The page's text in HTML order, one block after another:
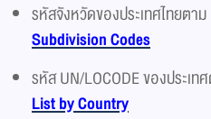
รหัสจังหวัดของประเทศไทยตา
Subdivision Codes
รหัส UN/LOCODE ของประเท
List by Country